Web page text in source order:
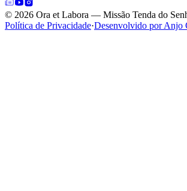
© 2026 Ora et Labora — Missão Tenda do
Política de Privacidade·Desenvolvido por Anjo